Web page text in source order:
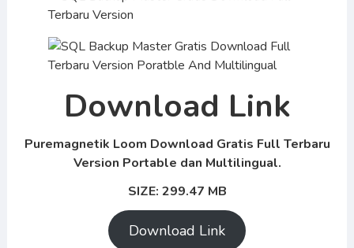
Download Link
Puremagnetik Loom Download Gratis Full Terbaru
Version Portable dan Multilingual.
SIZE: 299.47 MB
Download Link